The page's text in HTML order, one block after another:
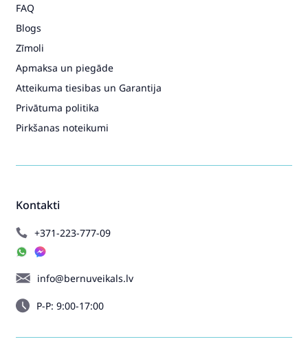
Kontakti
+371-223-777-09
info@bernuveikals.lv
P-P: 9:00-17:00
FAQ
Blogs
Zīmoli
Apmaksa un piegāde
Atteikuma tiesibas un Garantija
Privātuma politika
Pirkšanas noteikumi